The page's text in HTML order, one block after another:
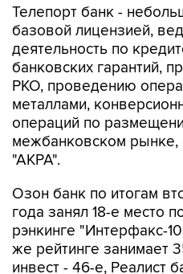
Телепорт банк -
базовой лицензией,
деятельность по
банковских гарантий,
РКО, проведению
металлами,
операций по
межбанковском рынке,
"АКРА".
Озон банк по итогам
года занял 18-е место
рэнкинге "Интерфакс-
же рейтинге занимает
инвест - 46-е, Реалист